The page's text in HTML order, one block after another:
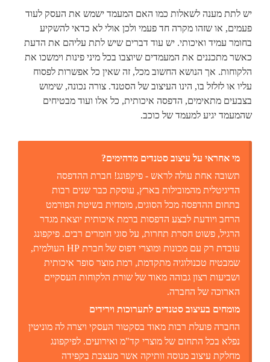
יש לתת מענה לשאלות כמו האם המעמד ישמש את העסק לעוד
פעמים, או שזהו מקרה חד פעמי ולכן אולי לא כדאי להשקיע
בחומר עמיד ואיכותי. יש עוד דברים שיש לתת עליהם את הדעת
כאשר מתכננים את המעמדים שיוצבו בכל מיני פינות וימשכו את
הלקוחות. אך הנושא החשוב מכל, זה שאין כל אפשרות לפסוח
עליו או לזלזל בו, הינו העיצוב של הסטנד. צורה נכונה, שימוש
בצבעים מתאימים, הדפסה איכותית, כל אלו ועוד מבטיחים
שהמעמד יגיע למעמד של כוכב.
מי אחראי על עיצוב סטנדים מדהימים?
תשובה אחת עולה לראש - פיקפונג! חברת ההדפסה
הדיגיטלית מהמובילות בארץ, עוסקת כבר שנים רבות
בתחום ההדפסה מכל הסוגים, מומחית בשיטת הפורמט
הרחב ויודעת לבצע הדפסות ברמת איכותית יוצאת מגדר
הרגיל, פשוט חסרת תחרות, על סוגי חומרים רבים. פיקפונג
עובדת רק עם מכונות ומוצרי דפוס של חברת HP העולמית,
שמבטיח טכנולוגיה מתקדמת, רמת מוצר סופר איכותית
ושביעות רצון גבוהה מאוד של שורת הלקוחות העסקיים
הארוכה של החברה.
מומחים בעיצוב סטנדים לתערוכות וירידים
החברה פועלת רבות מאוד בסקטור העסקי ויצרה לה מוניטין
נפלא בכל התחום של מוצרי קד"מ ואירועים. לפיקפונג
מחלקת עיצוב מנוסה וותיקה אשר מעצבת בקפידה